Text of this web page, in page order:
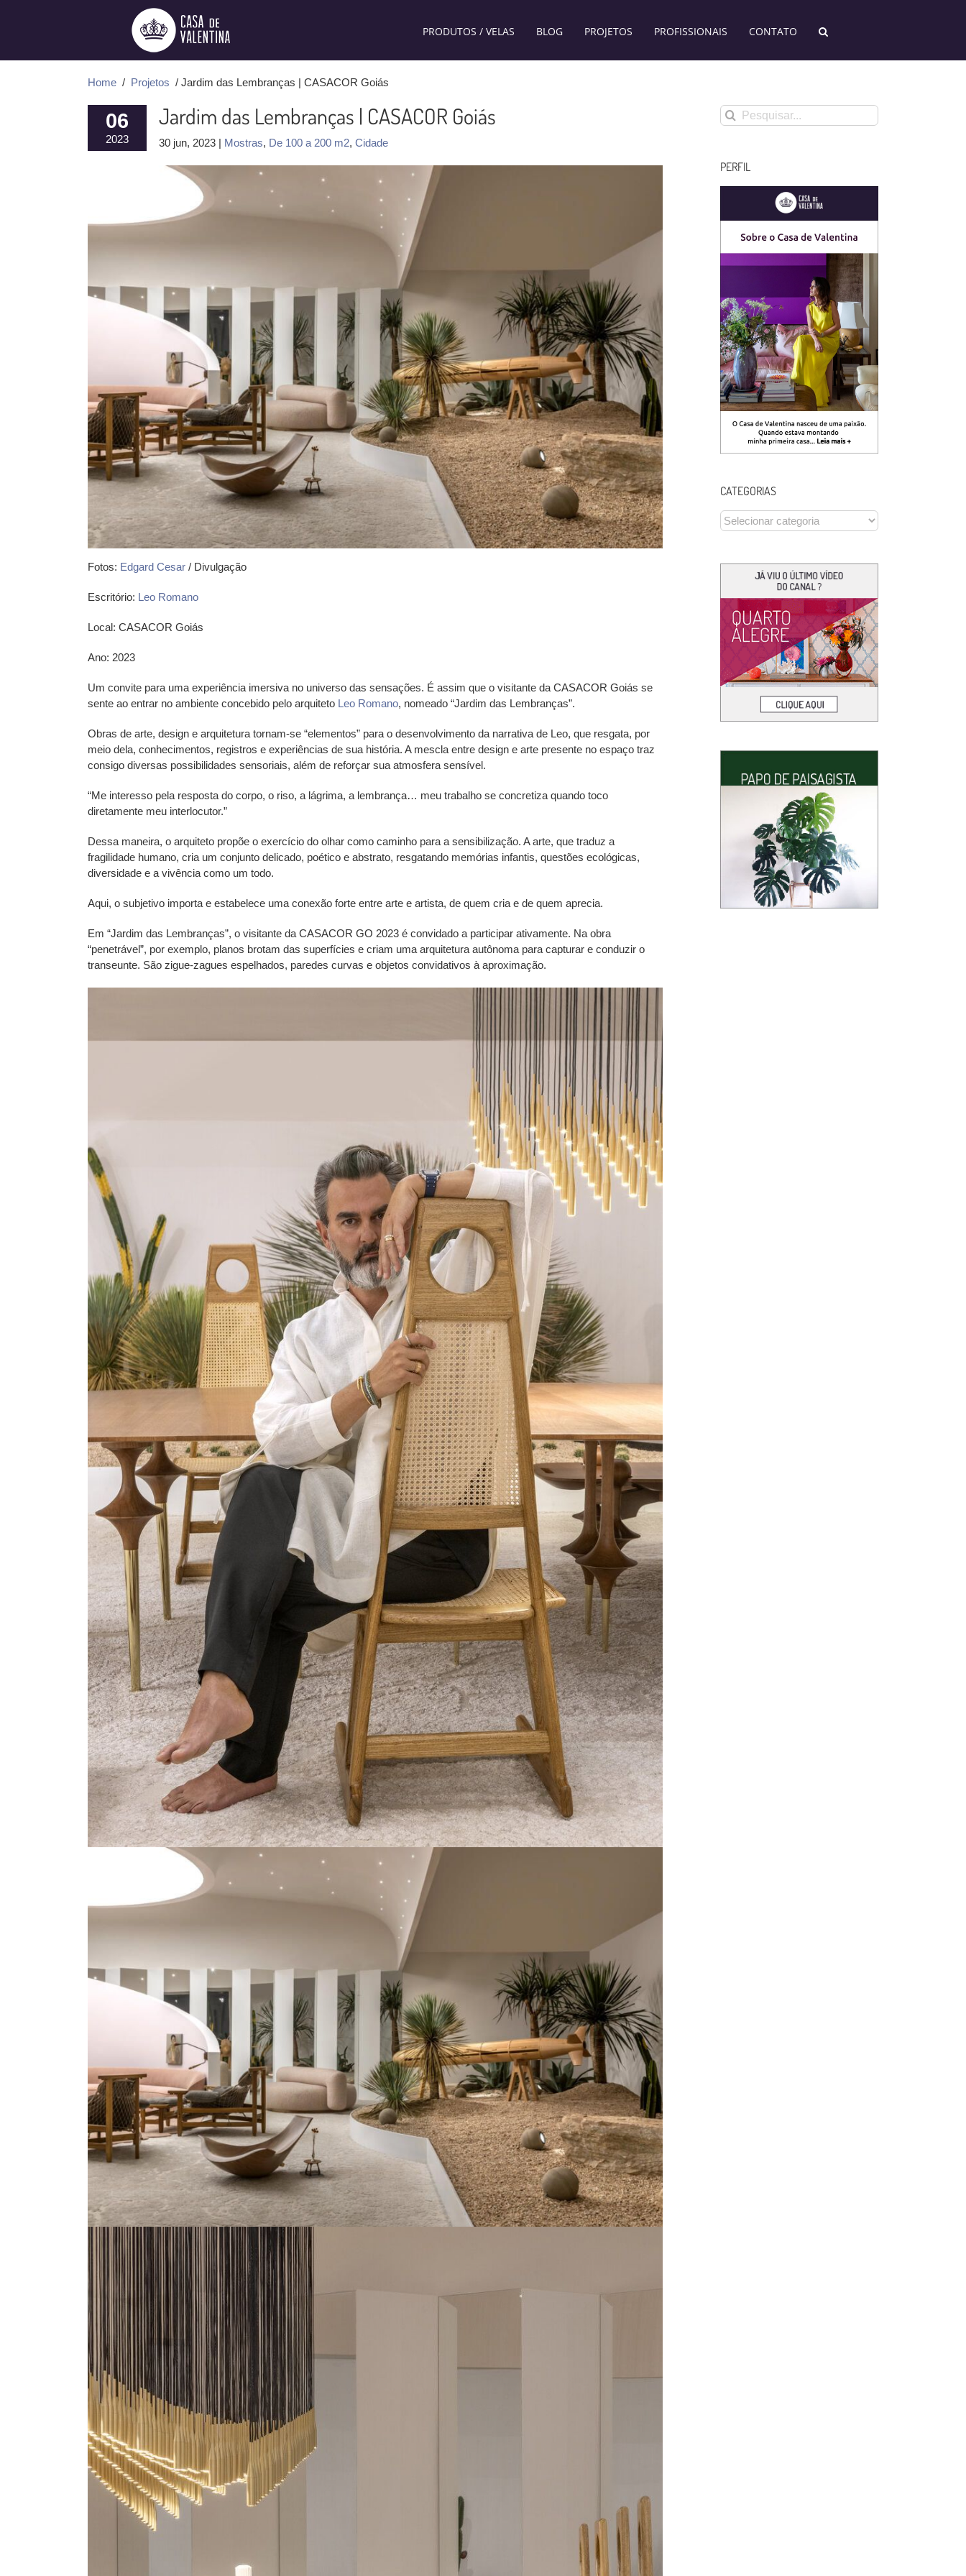
PRODUTOS / VELAS BLOG PROJETOS PROFISSIONAIS CONTATO
Home / Projetos / Jardim das Lembranças | CASACOR Goiás
06
2023
Jardim das Lembranças | CASACOR Goiás
30 jun, 2023 | Mostras, De 100 a 200 m2, Cidade
Fotos: Edgard Cesar / Divulgação
Escritório: Leo Romano
Local: CASACOR Goiás
Ano: 2023
Um convite para uma experiência imersiva no universo das sensações. É assim que o visitante da CASACOR Goiás se
sente ao entrar no ambiente concebido pelo arquiteto Leo Romano, nomeado “Jardim das Lembranças”.
Obras de arte, design e arquitetura tornam-se “elementos” para o desenvolvimento da narrativa de Leo, que resgata, por
meio dela, conhecimentos, registros e experiências de sua história. A mescla entre design e arte presente no espaço traz
consigo diversas possibilidades sensoriais, além de reforçar sua atmosfera sensível.
“Me interesso pela resposta do corpo, o riso, a lágrima, a lembrança… meu trabalho se concretiza quando toco
diretamente meu interlocutor.”
Dessa maneira, o arquiteto propõe o exercício do olhar como caminho para a sensibilização. A arte, que traduz a
fragilidade humano, cria um conjunto delicado, poético e abstrato, resgatando memórias infantis, questões ecológicas,
diversidade e a vivência como um todo.
Aqui, o subjetivo importa e estabelece uma conexão forte entre arte e artista, de quem cria e de quem aprecia.
Em “Jardim das Lembranças”, o visitante da CASACOR GO 2023 é convidado a participar ativamente. Na obra
“penetrável”, por exemplo, planos brotam das superfícies e criam uma arquitetura autônoma para capturar e conduzir o
transeunte. São zigue-zagues espelhados, paredes curvas e objetos convidativos à aproximação.
Buscar
resultados
PERFIL
CATEGORIAS
CATEGORIAS